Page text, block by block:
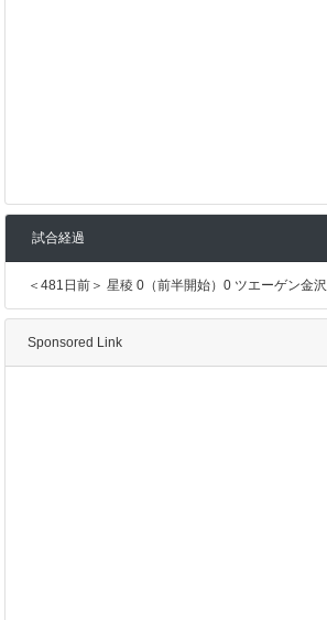
試合経過
＜481日前＞ 星稜 0（前半開始）0 ツエーゲン金沢
Sponsored Link